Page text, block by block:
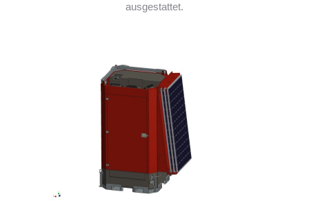
ausgestattet.